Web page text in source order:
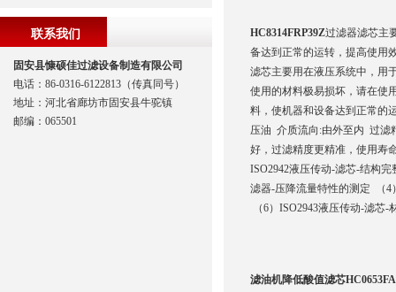
HC8314FRP39Z过滤器滤芯主
备达到正常的运转，提高使用
滤芯主要用在液压系统中，用
使用的材料极易损坏，请在使
料，使机器和设备达到正常的
压油 介质流向:由外至内 过滤
好，过滤精度更精准，使用寿
ISO2942液压传动-滤芯-结构
滤器-压降流量特性的测定 （4
（6）ISO2943液压传动-滤芯
滤油机降低酸值滤芯
联系我们
固安县慷硕佳过滤设备制造有限公司
电话：86-0316-6122813（传真同号）
地址：河北省廊坊市固安县牛驼镇
邮编：065501